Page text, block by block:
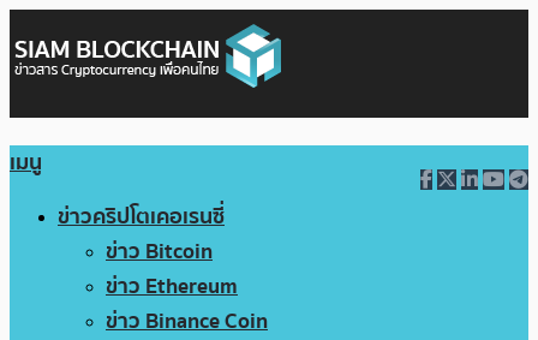
เมนู
ข่าวคริปโตเคอเรนซี่
ข่าว Bitcoin
ข่าว Ethereum
ข่าว Binance Coin